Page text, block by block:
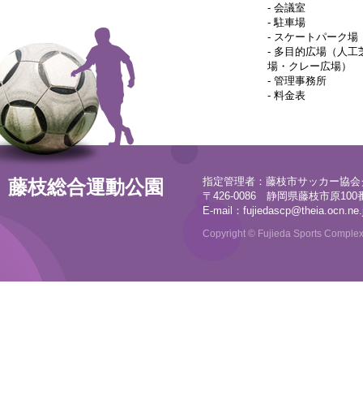
- 会議室
-駐車場
- スケートパーク場
- 多目的広場（人工
場・クレー広場）
- 管理事務所
- 料金表
藤枝総合運動公園
指定管理者：藤枝市サッカー協
〒426-0086 静岡県藤枝市原100
E-mail：
Copyright © Fujieda Sports